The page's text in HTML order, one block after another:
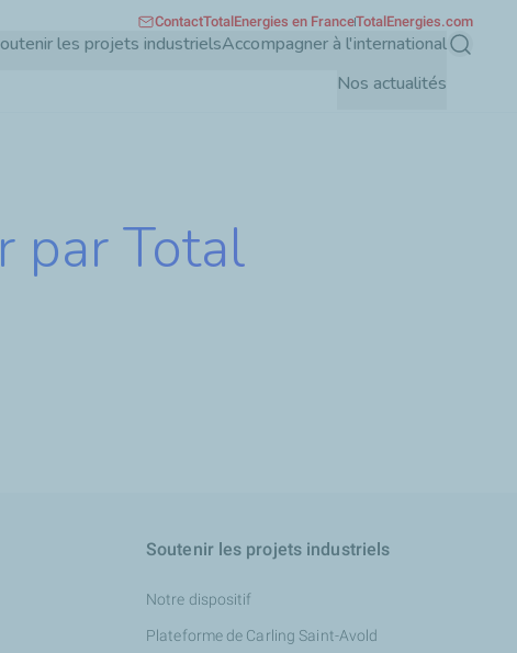
les projets industrielsAccompagner à l'international
Nos actualités
ContactTotalEnergies en FranceTotalEnergies.com
par Total
Soutenir les projets industriels
Notre dispositif
Plateforme de Carling Saint-Avold